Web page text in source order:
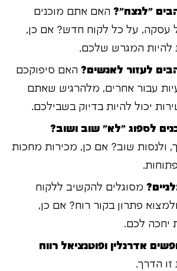
"לנצח"? האם אתם מוכנים
עסקה, על כל לקוח חדש? אם כן,
להיות המגרש שלכם.
לעזור לאנשים? האם סיפוקכם
עבור אחרים, מלהרגיש שאתם
יכול להיות בדיוק בשבילכם.
לספוג "לא" שוב ושוב?
ולנסות שוב? אם כן, מכירות מחכות
מסוגלים להקשיב ללקוח
פתרון בקור רוח? אם כן,
יחכה לכם.
אדרנלין ופוטנציאל רווח
זו הדרך.